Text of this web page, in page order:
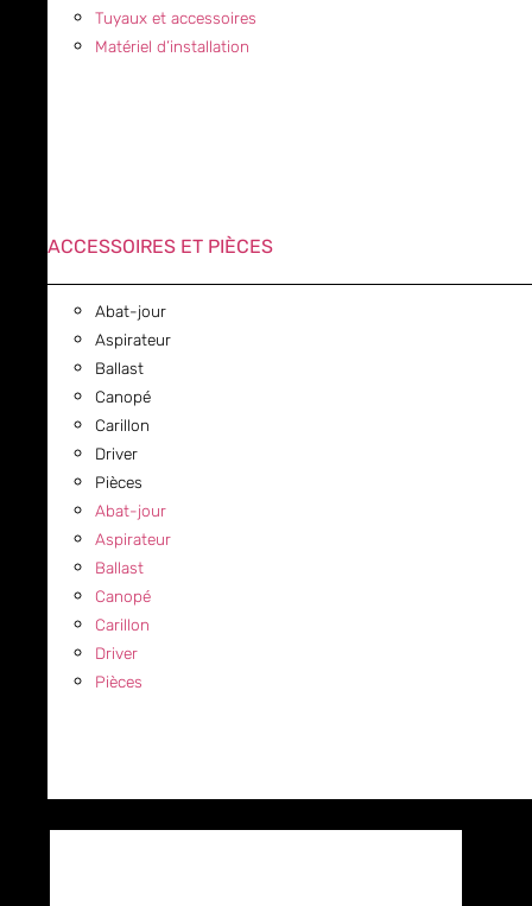
Tuyaux et accessoires
Matériel d’installation
ACCESSOIRES ET PIÈCES
Abat-jour
Aspirateur
Ballast
Canopé
Carillon
Driver
Pièces
Abat-jour
Aspirateur
Ballast
Canopé
Carillon
Driver
Pièces